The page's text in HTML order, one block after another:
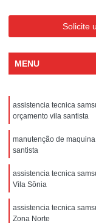
Portatil
Portatil
Portatil
Assistencia
Tecnica
Electrolux Assistencia
Assistencia
Assistencia
Solicite
MENU
assistencia tecnica
orçamento vila santista
manutenção de
santista
assistencia tecnica
Vila Sônia
assistencia tecnica
Zona Norte